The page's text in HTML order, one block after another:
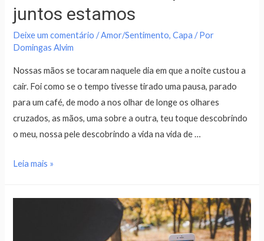
juntos estamos
Deixe um comentário /Amor/Sentimento,Capa / Por
Domingas Alvim
Nossas mãos se tocaram naquele dia em que a noite custou a
cair. Foi como se o tempo tivesse tirado uma pausa, parado
para um café, de modo a nos olhar de longe os olhares
cruzados, as mãos, uma sobre a outra, teu toque descobrindo
o meu, nossa pele descobrindo a vida na vida de …
Leia mais »